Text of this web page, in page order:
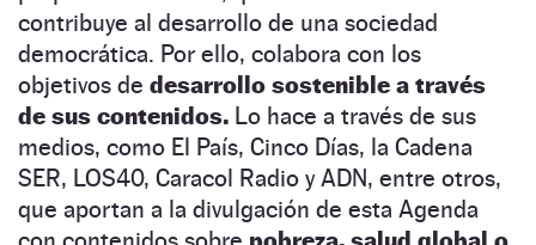
contribuye al desarrollo de una sociedad
democrática. Por ello, colabora con los
objetivos de desarrollo sostenible a través
de sus contenidos. Lo hace a través de sus
medios, como El País, Cinco Días, la Cadena
SER, LOS40, Caracol Radio y ADN, entre otros,
que aportan a la divulgación de esta Agenda